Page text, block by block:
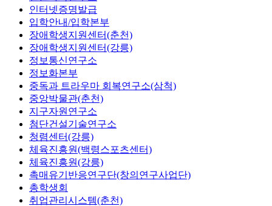
인터넷증명발급
입학안내/입학본부
장애학생지원센터(춘천)
장애학생지원센터(강릉)
정보통신연구소
정보화본부
중독과 트라우마 회복연구소(삼척)
중앙박물관(춘천)
지구자원연구소
첨단건설기술연구소
청렴센터(강릉)
체육진흥원(백령스포츠센터)
체육진흥원(강릉)
촉매유기반응연구단(창의연구사업단)
총학생회
취업관리시스템(춘천)